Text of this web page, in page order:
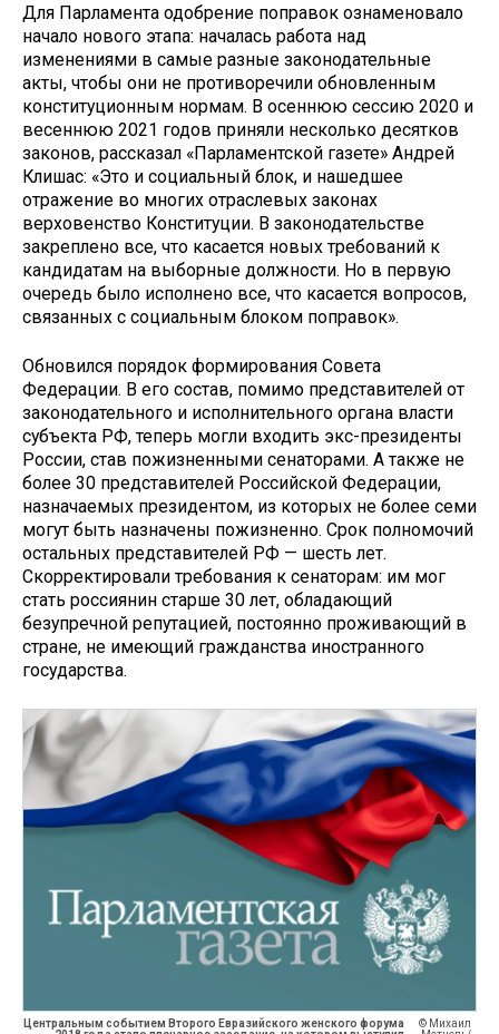
Для Парламента одобрение поправок ознаменовало
начало нового этапа: началась работа над
изменениями в самые разные законодательные
акты, чтобы они не противоречили обновленным
конституционным нормам. В осеннюю сессию 2020 и
весеннюю 2021 годов приняли несколько десятков
законов, рассказал «Парламентской газете» Андрей
Клишас: «Это и социальный блок, и нашедшее
отражение во многих отраслевых законах
верховенство Конституции. В законодательстве
закреплено все, что касается новых требований к
кандидатам на выборные должности. Но в первую
очередь было исполнено все, что касается вопросов,
связанных с социальным блоком поправок».
Обновился порядок формирования Совета
Федерации. В его состав, помимо представителей от
законодательного и исполнительного органа власти
субъекта РФ, теперь могли входить экс-президенты
России, став пожизненными сенаторами. А также не
более 30 представителей Российской Федерации,
назначаемых президентом, из которых не более семи
могут быть назначены пожизненно. Срок полномочий
остальных представителей РФ — шесть лет.
Скорректировали требования к сенаторам: им мог
стать россиянин старше 30 лет, обладающий
безупречной репутацией, постоянно проживающий в
стране, не имеющий гражданства иностранного
государства.
Центральным событием Второго Евразийского женского форума
© Михаил